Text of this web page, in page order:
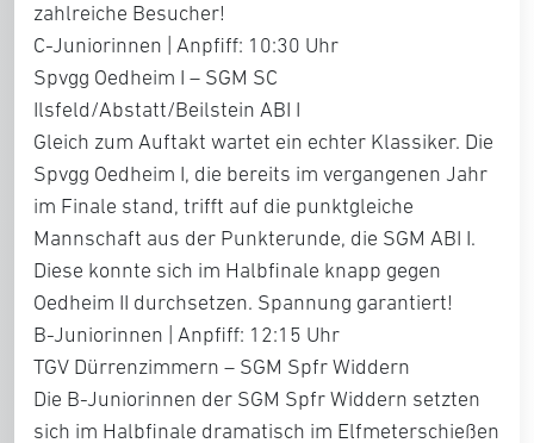
zahlreiche Besucher!
C-Juniorinnen | Anpfiff: 10:30 Uhr
Spvgg Oedheim I – SGM SC
Ilsfeld/Abstatt/Beilstein ABI I
Gleich zum Auftakt wartet ein echter Klassiker. Die
Spvgg Oedheim I, die bereits im vergangenen Jahr
im Finale stand, trifft auf die punktgleiche
Mannschaft aus der Punkterunde, die SGM ABI I.
Diese konnte sich im Halbfinale knapp gegen
Oedheim II durchsetzen. Spannung garantiert!
B-Juniorinnen | Anpfiff: 12:15 Uhr
TGV Dürrenzimmern – SGM Spfr Widdern
Die B-Juniorinnen der SGM Spfr Widdern setzten
sich im Halbfinale dramatisch im Elfmeterschießen